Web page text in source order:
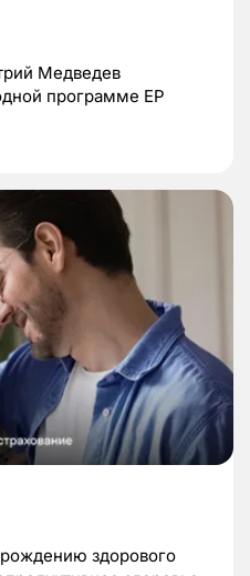
Медведев
программе ЕР
здорового